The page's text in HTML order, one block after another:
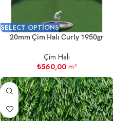
SELECT OPTIONS
20mm Çim Halı Curly 1950gr
Çim Halı
₺560,00 m²